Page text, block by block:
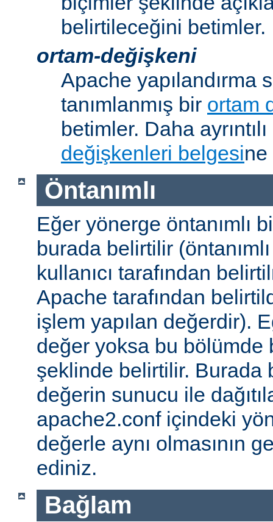
belirtileceğini betimler.
ortam-değişkeni
Apache yapılandırma
tanımlanmış bir ortam
betimler. Daha
değişkenleri belgesine
Öntanımlı
Eğer yönerge öntanımlı
burada belirtilir
kullanıcı tarafından
Apache tarafından
işlem yapılan değerdir).
değer yoksa bu bölümde
şeklinde belirtilir. Burada
değerin sunucu ile
apache2.conf içindeki
değerle aynı olmasının
ediniz.
Bağlam